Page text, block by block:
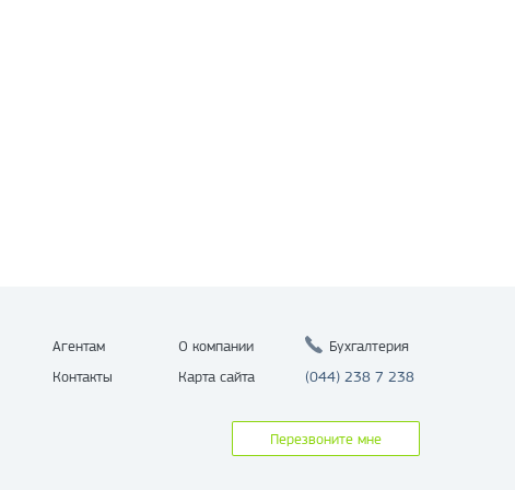
Агентам
О компании
Контакты Карта сайта
Бухгалтерия
(044) 238 7 238
Перезвоните мне